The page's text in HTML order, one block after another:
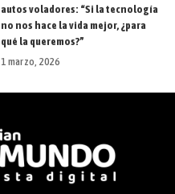
autos voladores: “Si la tecnología
no nos hace la vida mejor, ¿para
qué la queremos?”
1 marzo, 2026